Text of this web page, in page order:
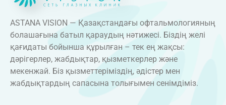
ASTANA VISION — Қазақстандағы офтальмологияның
болашағына батыл қараудың нәтижесі. Біздің желі
қағидаты бойынша құрылған – тек ең жақсы:
дәрігерлер, жабдықтар, қызметкерлер және
мекенжай. Біз қызметтеріміздің, әдістер мен
жабдықтардың сапасына толығымен сенімдіміз.